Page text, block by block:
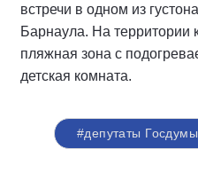
встречи в одном из
Барнаула. На территории
пляжная зона с
детская комната.
#депутаты Госдумы